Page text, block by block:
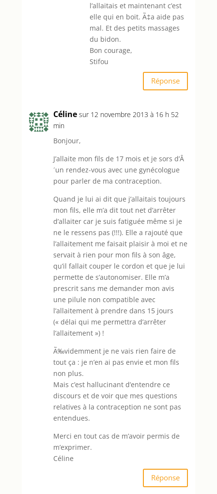
l’allaitais et maintenant c’est
elle qui en boit. Ã‡a aide pas
mal. Et des petits massages
du bidon.
Bon courage,
Stifou
Réponse
Céline sur 12 novembre 2013 à 16 h 52
min
Bonjour,
J’allaite mon fils de 17 mois et je sors d’Â
´un rendez-vous avec une gynécologue
pour parler de ma contraception.
Quand je lui ai dit que j’allaitais toujours
mon fils, elle m’a dit tout net d’arrêter
d’allaiter car je suis fatiguée même si je
ne le ressens pas (!!!). Elle a rajouté que
l’allaitement me faisait plaisir à moi et ne
servait à rien pour mon fils à son âge,
qu’il fallait couper le cordon et que je lui
permette de s’autonomiser. Elle m’a
prescrit sans me demander mon avis
une pilule non compatible avec
l’allaitement à prendre dans 15 jours
(« délai qui me permettra d’arrêter
l’allaitement ») !
Ã‰videmment je ne vais rien faire de
tout ça : je n’en ai pas envie et mon fils
non plus.
Mais c’est hallucinant d’entendre ce
discours et de voir que mes questions
relatives à la contraception ne sont pas
entendues.
Merci en tout cas de m’avoir permis de
m’exprimer.
Céline
Réponse